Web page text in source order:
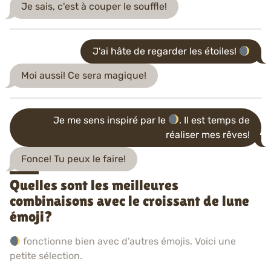
Je sais, c'est à couper le souffle!
J'ai hâte de regarder les étoiles!
Moi aussi! Ce sera magique!
Je me sens inspiré par le
. Il est temps de
réaliser mes rêves!
Fonce! Tu peux le faire!
Quelles sont les meilleures
combinaisons avec le croissant de lune
émoji?
fonctionne bien avec d’autres émojis. Voici une
petite sélection.